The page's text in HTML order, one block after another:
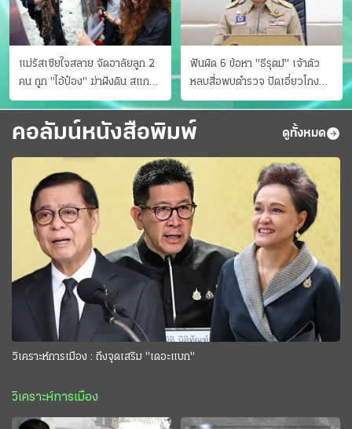
แม่รัสเซียใจสลาย จัดอาลัยลูก 2
คน ถูก "ไอ้ป๋อง" ฆ่าฝังดิน สแกน
ไม่มีศพเพิ่ม
ฟันผิด 6 ข้อหา "ธีรุตม์" เจ้าตัว
หลบสื่อพบตำรวจ ปัดเอี่ยวโกง
สอบท้องถิ่น จ่อบี้รํ่ารวยมากปกติ
คอลัมน์หนังสือพิมพ์ ดูทั้งหมด
วิเคราะห์การเมือง : ถึงจุดเสริม "เดอะแบก"
วิเคราะห์การเมือง